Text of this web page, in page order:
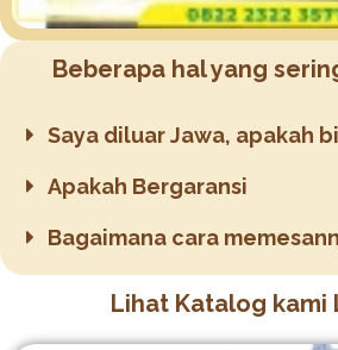
Beberapa hal yang
Saya diluar Jawa, apakah
Apakah Bergaransi
Bagaimana cara
Lihat Katalog kami